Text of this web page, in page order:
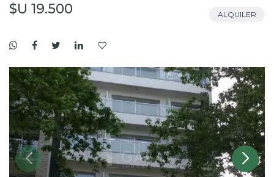
$U 19.500 ALQUILER